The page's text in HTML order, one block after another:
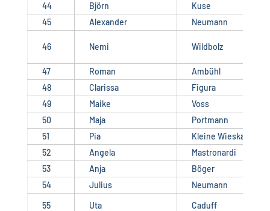
44
Björn
Kuse
45
Alexander Neumann
46 Nemi Wildbolz
47 Roman
Ambühl
48
Clarissa
Figura
49
Maike
Voss
50
Maja
Portmann
51
Pia
Kleine Wieskamp
52
Angela
Mastronardi
53
Anja
Böger
54
Julius
Neumann
55
Uta
Caduff